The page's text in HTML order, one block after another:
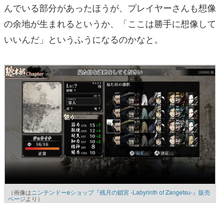
んでいる部分があったほうが、プレイヤーさんも想像
の余地が生まれるというか、「ここは勝手に想像して
いいんだ」というふうになるのかなと。
（画像はニンテンドーeショップ『残月の鎖宮 -Labyrinth of Zangetsu-』販売
ページより）